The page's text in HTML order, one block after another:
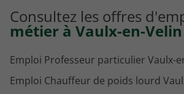
Consultez les offres
métier à Vaulx-en-Velin
Emploi Professeur particulier Vaulx-
Emploi Chauffeur de poids lourd